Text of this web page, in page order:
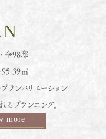
全98邸
㎡
ランバリエーション
プランニング。
more